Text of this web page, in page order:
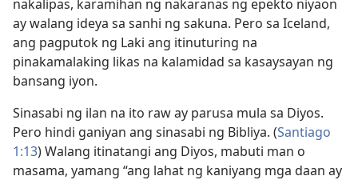
nakalipas, karamihan ng nakaranas ng epekto niyaon
ay walang ideya sa sanhi ng sakuna. Pero sa Iceland,
ang pagputok ng Laki ang itinuturing na
pinakamalaking likas na kalamidad sa kasaysayan ng
bansang iyon.
Sinasabi ng ilan na ito raw ay parusa mula sa Diyos.
Pero hindi ganiyan ang sinasabi ng Bibliya. (Santiago
1:13) Walang itinatangi ang Diyos, mabuti man o
masama, yamang “ang lahat ng kaniyang mga daan ay